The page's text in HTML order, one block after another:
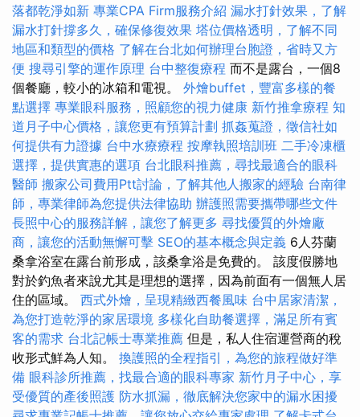
落都乾淨如新 專業CPA Firm服務介紹 漏水打針效果，了解
漏水打針撐多久，確保修復效果 塔位價格透明，了解不同
地區和類型的價格 了解在台北如何辦理台胞證，省時又方
便 搜尋引擎的運作原理 台中整復療程 而不是露台，一個8
個餐廳，較小的冰箱和電視。 外燴buffet，豐富多樣的餐
點選擇 專業眼科服務，照顧您的視力健康 新竹推拿療程 知
道月子中心價格，讓您更有預算計劃 抓姦蒐證，徵信社如
何提供有力證據 台中水療療程 按摩執照培訓班 二手冷凍櫃
選擇，提供實惠的選項 台北眼科推薦，尋找最適合的眼科
醫師 搬家公司費用Ptt討論，了解其他人搬家的經驗 台南律
師，專業律師為您提供法律協助 辦護照需要攜帶哪些文件
長照中心的服務詳解，讓您了解更多 尋找優質的外燴廠
商，讓您的活動無懈可擊 SEO的基本概念與定義 6人芬蘭
桑拿浴室在露台前形成，該桑拿浴是免費的。 該度假勝地
對於釣魚者來說尤其是理想的選擇，因為前面有一個無人居
住的區域。 西式外燴，呈現精緻西餐風味 台中居家清潔，
為您打造乾淨的家居環境 多樣化自助餐選擇，滿足所有賓
客的需求 台北記帳士專業推薦 但是，私人住宿運營商的稅
收形式鮮為人知。 換護照的全程指引，為您的旅程做好準
備 眼科診所推薦，找最合適的眼科專家 新竹月子中心，享
受優質的產後照護 防水抓漏，徹底解決您家中的漏水困擾